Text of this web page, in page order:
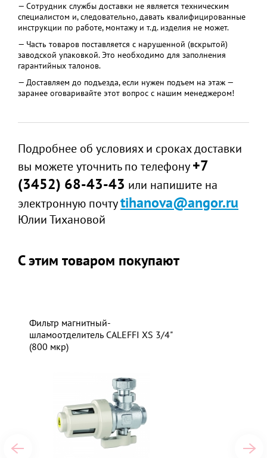
— Сотрудник службы доставки не является техническим
специалистом и, следовательно, давать квалифицированные
инструкции по работе, монтажу и т.д. изделия не может.
— Часть товаров поставляется с нарушенной (вскрытой)
заводской упаковкой. Это необходимо для заполнения
гарантийных талонов.
— Доставляем до подъезда, если нужен подъем на этаж —
заранее оговаривайте этот вопрос с нашим менеджером!
Подробнее об условиях и сроках доставки
вы можете уточнить по телефону+7
(3452) 68-43-43 или напишите на
электронную почтуtihanova@angor.ru
Юлии Тихановой
С этим товаром покупают
Фильтр магнитный-
шламоотделитель CALEFFI XS 3/4"
(800 мкр)